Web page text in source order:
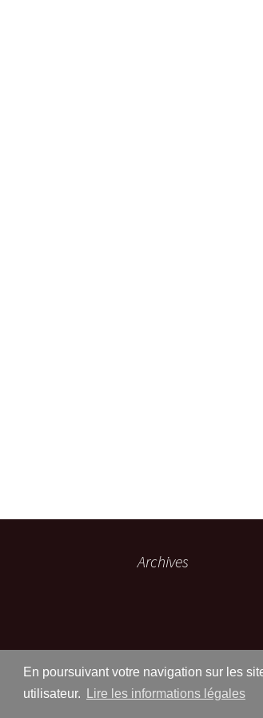
En poursuivant votre navigation sur les
utilisateur.
Lire les informations légales
Archives